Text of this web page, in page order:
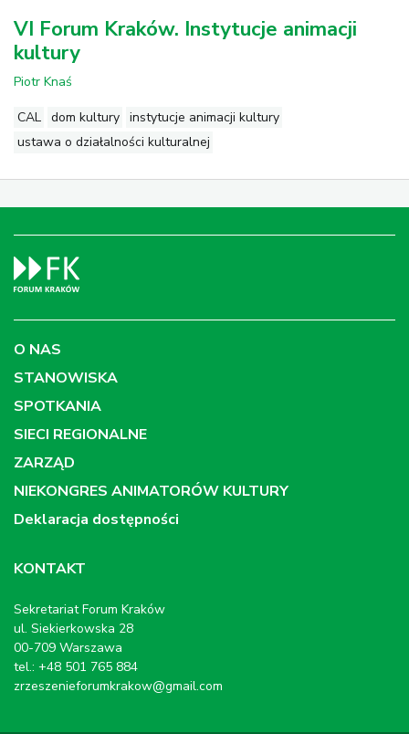
VI Forum Kraków. Instytucje animacji
kultury
Piotr Knaś
CAL dom kultury
instytucje animacji kultury
ustawa o działalności kulturalnej
O NAS
STANOWISKA
SPOTKANIA
SIECI REGIONALNE
ZARZĄD
NIEKONGRES ANIMATORÓW KULTURY
Deklaracja dostępności
KONTAKT
Sekretariat Forum Kraków
ul. Siekierkowska 28
00-709 Warszawa
tel.: +48 501 765 884
zrzeszenieforumkrakow@gmail.com